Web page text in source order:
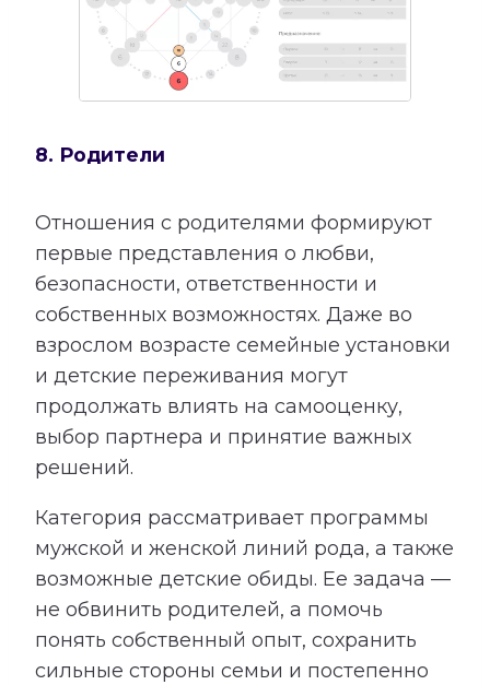
8. Родители
Отношения с родителями формируют
первые представления о любви,
безопасности, ответственности и
собственных возможностях. Даже во
взрослом возрасте семейные установки
и детские переживания могут
продолжать влиять на самооценку,
выбор партнера и принятие важных
решений.
Категория рассматривает программы
мужской и женской линий рода, а также
возможные детские обиды. Ее задача —
не обвинить родителей, а помочь
понять собственный опыт, сохранить
сильные стороны семьи и постепенно